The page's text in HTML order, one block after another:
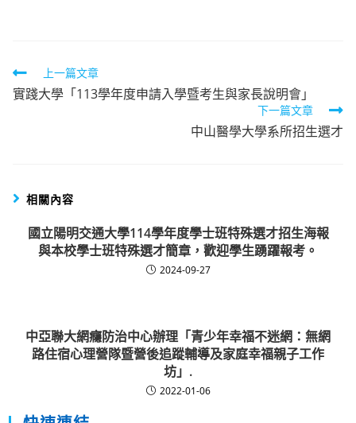
Read
more
上一篇文章
實踐大學「113學年度申請入學暨考生與家長說明會」
下一篇文章
中山醫學大學系所招生選才
相關內容
國立陽明交通大學114學年度學士班特殊選才招生海報
與本校學士班特殊選才簡章，歡迎學生踴躍報考。
2024-09-27
中亞聯大網癮防治中心辦理「青少年幸福不迷網：無網
路住宿心理營隊暨營後追蹤輔導及家庭幸福親子工作
坊」.
2022-01-06